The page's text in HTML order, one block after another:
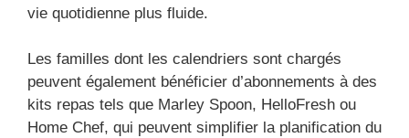
vie quotidienne plus fluide.
Les familles dont les calendriers sont chargés
peuvent également bénéficier d’abonnements à des
kits repas tels que Marley Spoon, HelloFresh ou
Home Chef, qui peuvent simplifier la planification du